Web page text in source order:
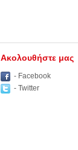
Aκολουθήστε μας
- Facebook
- Twitter